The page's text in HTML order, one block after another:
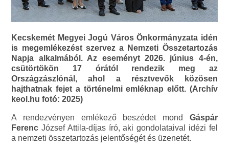
Kecskemét Megyei Jogú Város Önkormányzata idén
is megemlékezést szervez a Nemzeti Összetartozás
Napja alkalmából. Az eseményt 2026. június 4-én,
csütörtökön 17 órától rendezik meg az
Országzászlónál, ahol a résztvevők közösen
hajthatnak fejet a történelmi emléknap előtt. (Archív
keol.hu fotó: 2025)
A rendezvényen emlékező beszédet mond Gáspár
Ferenc József Attila-díjas író, aki gondolataival idézi fel
a nemzeti összetartozás jelentőségét és üzenetét.